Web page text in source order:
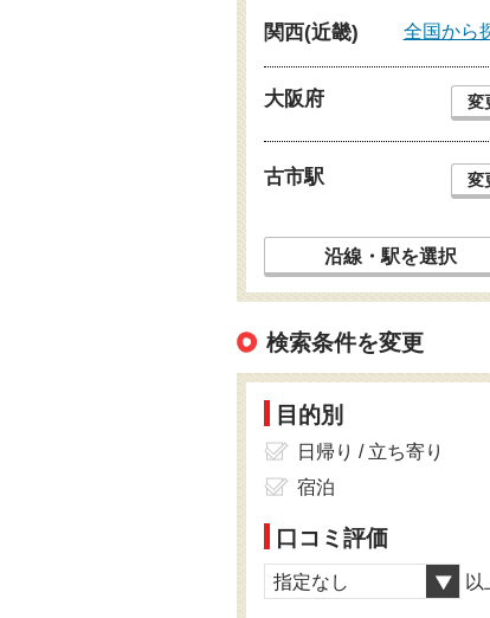
関西(近畿) 全国から
大阪府 変
古市駅 変
沿線・駅を選択
検索条件を変更
目的別
日帰り / 立ち寄り
宿泊
口コミ評価
指定なし 以